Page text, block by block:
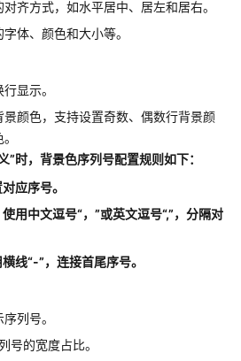
齐方式，如水平居中、居左和居右。
体、颜色和大小等。
显示。
颜色，支持设置奇数、偶数行背景颜
”时，背景色序列号配置规则如下：
应序号。
用中文逗号“，”或英文逗号“,”，分隔对
线“-”，连接首尾序号。
列号。
号的宽度占比。